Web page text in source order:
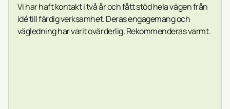
Vi har haft kontakt i två år och fått stöd hela vägen från
idé till färdig verksamhet. Deras engagemang och
vägledning har varit ovärderlig. Rekommenderas varmt.